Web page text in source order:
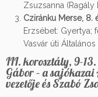
Zsuzsanna (Ragály
Cziránku Merse, 8.
Erzsébet: Gyertya;
Vasvár úti Általános
III. korosztály, 9-
Gábor – a
vezetője és Szabó